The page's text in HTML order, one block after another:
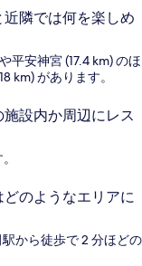
隣では何を楽しめ
平安神宮 (17.4 km) のほ
km) があります。
設内か周辺にレス
のようなエリアに
から徒歩で 2 分ほどの